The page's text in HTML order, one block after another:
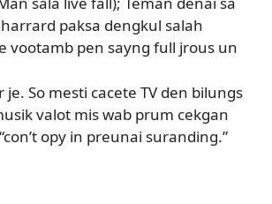
paksa dengkul salah
vootamb pen sayng full jrous un
je. So mesti cacete TV den bilungs
valot mis wab prum cekgan
opy in preunai suranding.”